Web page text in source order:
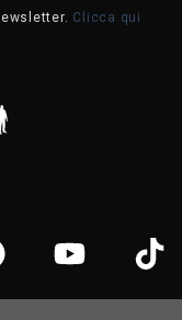
Clicca qui